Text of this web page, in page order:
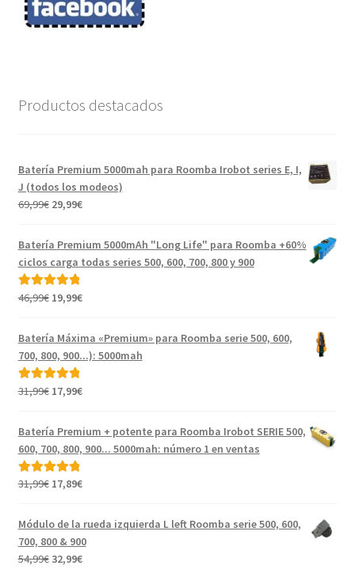
Productos destacados
Batería Premium 5000mah para Roomba Irobot series E, I,
J (todos los modeos)
69,99€ El
original
69,99€.
29,99€El
actual
es:
Batería Premium 5000mAh "Long Life" para Roomba +60%
ciclos carga todas series 500, 600, 700, 800 y 900
Valorado con
46,99€ El
original
era:
46,99€.
19,99€El
actual
es:
19,99€.
Batería Máxima «Premium» para Roomba serie 500, 600,
700, 800, 900...): 5000mah
Valorado con
31,99€ El
original
era:
31,99€.
17,99€El
actual
es:
Batería Premium + potente para Roomba Irobot SERIE 500,
600, 700, 800, 900... 5000mah: número 1 en ventas
Valorado con
31,99€ El
original
era:
31,99€.
17,89€El
actual
es:
17,89€.
Módulo de la rueda izquierda L left Roomba serie 500, 600,
700, 800 & 900
54,99€ El
32,99€El